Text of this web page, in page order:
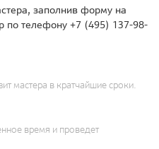
заполнив форму на
по телефону +7 (495) 137-98-
мастера в кратчайшие сроки.
время и проведет